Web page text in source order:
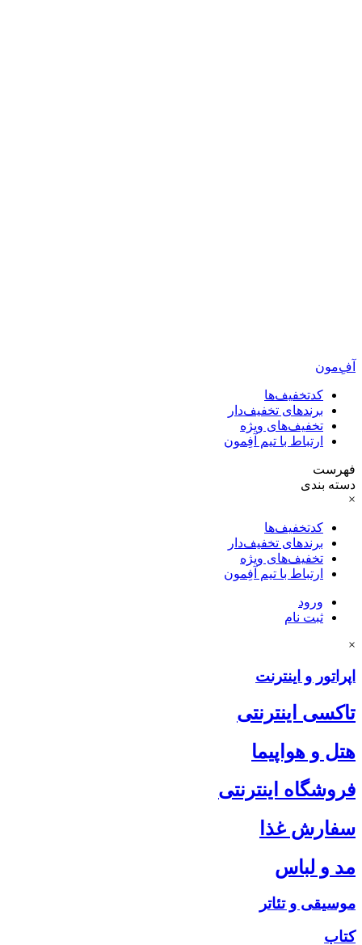
آفِ‌مون
کدتخفیف‌ها
برندهای تخفیف‌دار
تخفیف‌های ویژه
ارتباط با تیم آفِمون
فهرست
دسته بندی
×
کدتخفیف‌ها
برندهای تخفیف‌دار
تخفیف‌های ویژه
ارتباط با تیم آفِمون
ورود
ثبت نام
×
اپراتور و اینترنت
تاکسی اینترنتی
هتل و هواپیما
فروشگاه اینترنتی
سفارش غذا
مد و لباس
موسیقی و تئاتر
کتاب